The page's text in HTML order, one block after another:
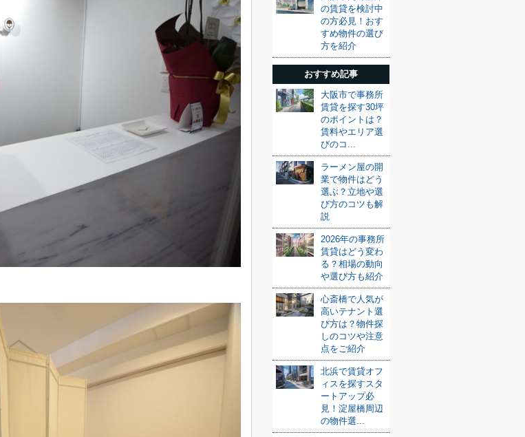
の賃貸を検討中
の方必見！おす
すめ物件の選び
方を紹介
おすすめ記事
大阪市で事務所
賃貸を探す30坪
のポイントは？
賃料やエリア選
びのコ...
ラーメン屋の開
業で物件はどう
選ぶ？立地や選
び方のコツも解
説
2026年の事務所
賃貸はどう変わ
る？相場の動向
や選び方も紹介
心斎橋で人気が
高いテナント選
び方は？物件探
しのコツや注意
点をご紹介
北浜で賃貸オフ
ィスを探すスタ
ートアップ必
見！淀屋橋周辺
の物件選...